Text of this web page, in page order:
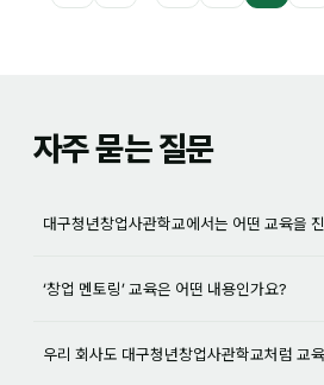
자주 묻는 질문
대구청년창업사관학교에서는 어떤 교육을
‘창업 멘토링’ 교육은 어떤 내용인가요?
우리 회사도 대구청년창업사관학교처럼 교